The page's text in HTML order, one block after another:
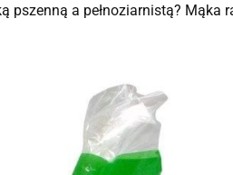
pszenną a pełnoziarnistą? Mąka